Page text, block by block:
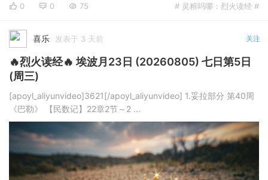
0 0 75 # 灵粮吗哪：烈火读经 #
喜乐 发表于 3 天前 关注
🔥烈火读经🔥 埃波月23日 (20260805) 七日第5日
(周三)
[apoyl_aliyunvideo]3621[/apoyl_aliyunvideo] 1.妥拉部分 第40周
《巴勒》 【民数记】22章2节～2 ...